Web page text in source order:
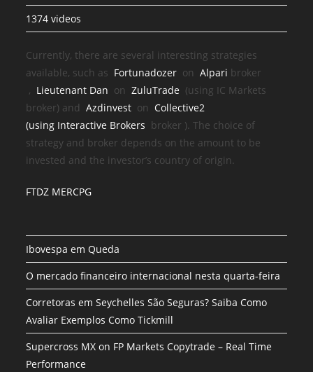
1374 videos
Currently, there are several interesting strategies
available, such as Fortunadozer onAlpari broker
, Lieutenant Dan onZuluTrade (using IC Markets
broker) andAzdinvest onCollective2
(using Interactive Brokers broker ). The choice of
strategy and broker depends on the amount to be
invested and the investor’s country of origin.
FTDZ MERCPG
Ibovespa em Queda
O mercado financeiro internacional nesta quarta-feira
Corretoras em Seychelles São Seguras? Saiba Como
Avaliar Exemplos Como Tickmill
Supercross MX on FP Markets Copytrade – Real Time
Performance